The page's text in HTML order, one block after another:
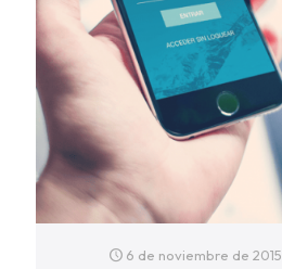
6 de noviembre de 2015